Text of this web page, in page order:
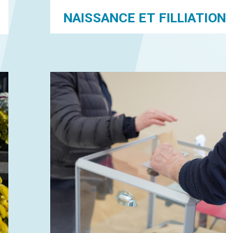
NAISSANCE ET FILLIATION